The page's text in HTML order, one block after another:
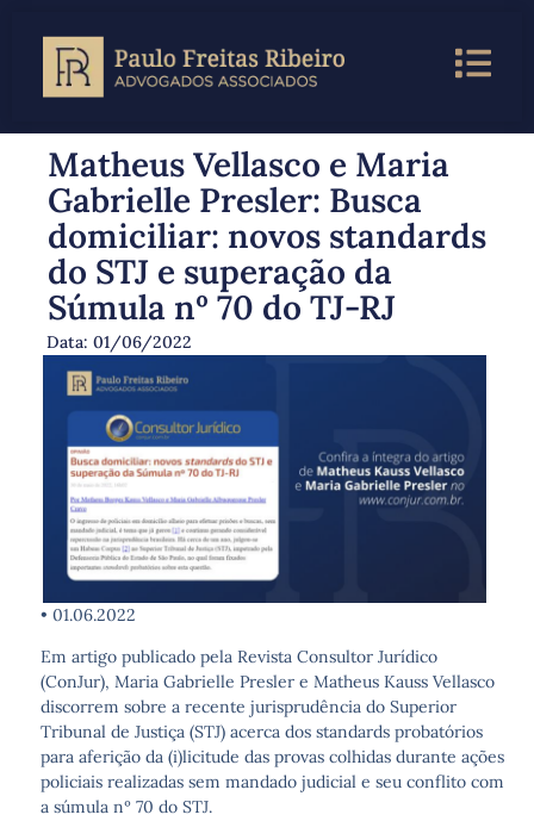
Matheus Vellasco e Maria
Gabrielle Presler: Busca
domiciliar: novos standards
do STJ e superação da
Súmula nº 70 do TJ-RJ
Data: 01/06/2022
• 01.06.2022
Em artigo publicado pela Revista Consultor Jurídico
(ConJur), Maria Gabrielle Presler e Matheus Kauss Vellasco
discorrem sobre a recente jurisprudência do Superior
Tribunal de Justiça (STJ) acerca dos standards probatórios
para aferição da (i)licitude das provas colhidas durante ações
policiais realizadas sem mandado judicial e seu conflito com
a súmula nº 70 do STJ.